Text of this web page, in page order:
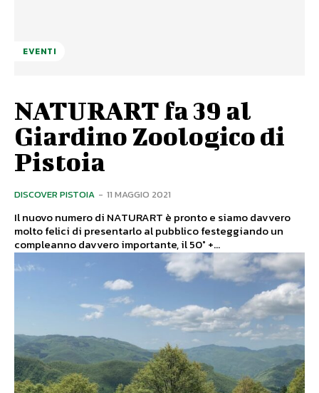
EVENTI
NATURART fa 39 al
Giardino Zoologico di
Pistoia
DISCOVER PISTOIA - 11 MAGGIO 2021
Il nuovo numero di NATURART è pronto e siamo davvero
molto felici di presentarlo al pubblico festeggiando un
compleanno davvero importante, il 50° +...